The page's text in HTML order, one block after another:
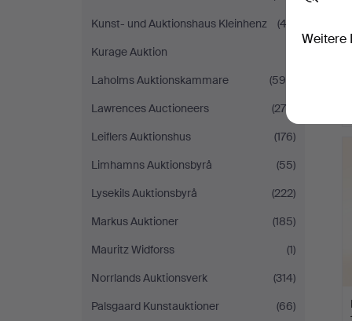
Kunst- und Auktionshaus Kleinhenz
(43)
Kurage Auktion
Laholms Auktionskammare
(598)
Lawrences Auctioneers
(276)
Leiflers Auktionshus
(176)
Limhamns Auktionsbyrå
(55)
Lysekils Auktionsbyrå
(222)
Markus Auktioner
(185)
Mauritz Widforss
(1)
Norrlands Auktionsverk
(314)
Palsgaard Kunstauktioner
(66)
Weitere